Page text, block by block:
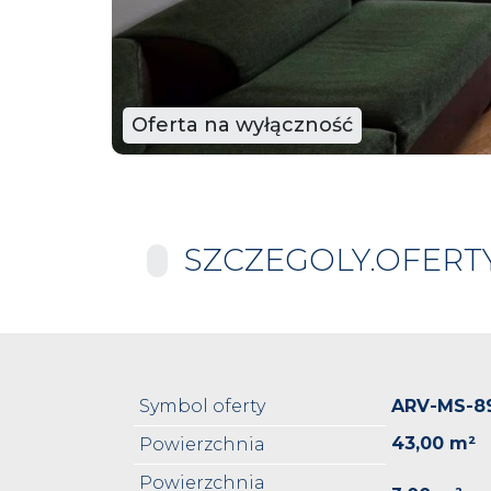
Oferta na wyłączność
Symbol oferty
ARV-MS-
Powierzchnia
43,00 m²
Powierzchnia